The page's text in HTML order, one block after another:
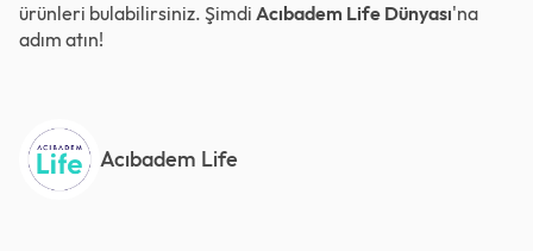
ürünleri bulabilirsiniz. Şimdi Acıbadem Life Dünyası'na
adım atın!
Acıbadem Life